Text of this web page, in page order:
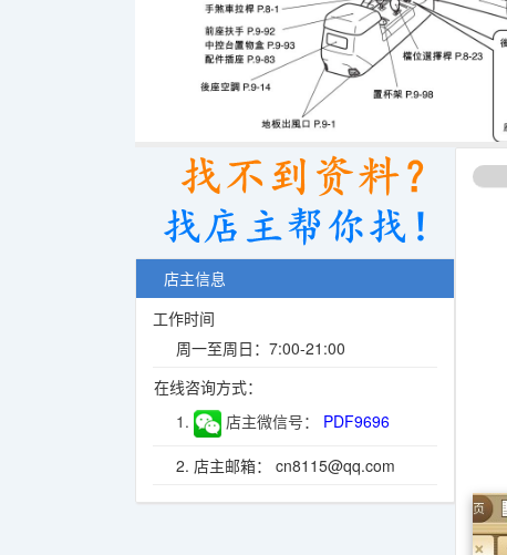
店主信息
工作时间
周一至周日：7:00-21:00
在线咨询方式：
1.
店主微信号：
PDF9696
2. 店主邮箱： cn8115@qq.com